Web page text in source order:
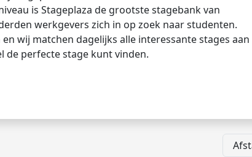
is Stageplaza de grootste stagebank van
werkgevers zich in op zoek naar studenten.
wij matchen dagelijks alle interessante stages aan
de perfecte stage kunt vinden.